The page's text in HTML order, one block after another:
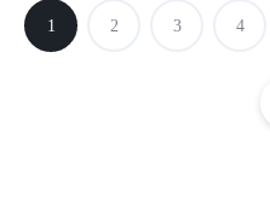
1 2 3 4